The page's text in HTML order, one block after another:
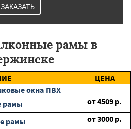
ЗАКАЗАТЬ
рамы в
ЦЕНА
окна ПВХ
рамы
от4509 р.
рамы
от3000 р.